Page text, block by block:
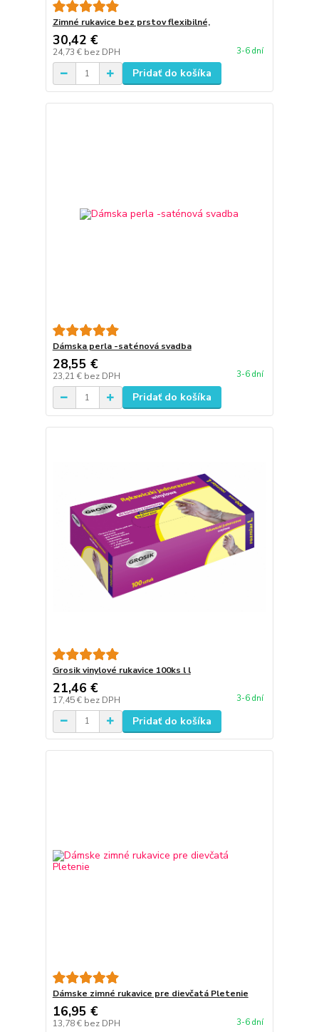
Zimné rukavice bez prstov flexibilné,
30,42 €
24,73 € bez DPH 3-6 dní
Pridať do košíka
Dámska perla -saténová svadba
28,55 €
23,21 € bez DPH 3-6 dní
Pridať do košíka
Grosik vinylové rukavice 100ks l l
21,46 €
17,45 € bez DPH 3-6 dní
Pridať do košíka
Dámske zimné rukavice pre dievčatá Pletenie
16,95 €
13,78 € bez DPH 3-6 dní